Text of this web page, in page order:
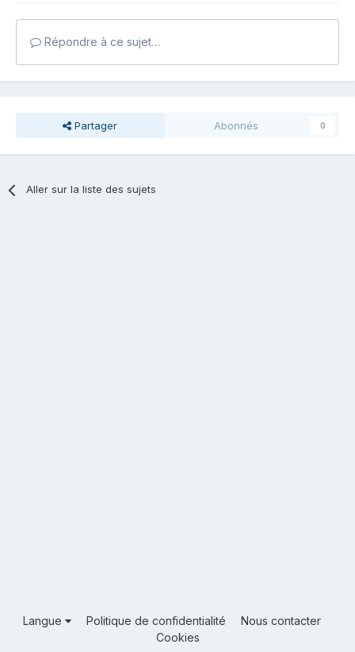
Répondre à ce sujet…
Partager Abonnés 0
Aller sur la liste des sujets
Langue Politique de confidentialité
Nous contacter
Cookies